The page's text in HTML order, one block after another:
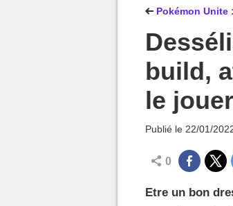
Pokémon
build,
le jouer
Publié le 22/01/
0
Etre un bon